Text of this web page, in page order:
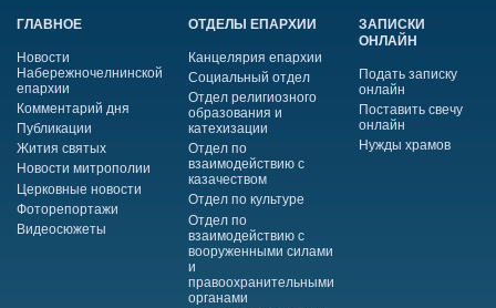
ГЛАВНОЕ
Новости
Набережночелнинской
епархии
Комментарий дня
Публикации
Жития святых
Новости митрополии
Церковные новости
Фоторепортажи
Видеосюжеты
ОТДЕЛЫ ЕПАРХИИ
Канцелярия епархии
Социальный отдел
Отдел религиозного
образования и
катехизации
Отдел по
взаимодействию с
казачеством
Отдел по культуре
Отдел по
взаимодействию с
вооруженными силами
и
правоохранительными
органами
ЗАПИСКИ
ОНЛАЙН
Подать записку
онлайн
Поставить свечу
онлайн
Нужды храмов